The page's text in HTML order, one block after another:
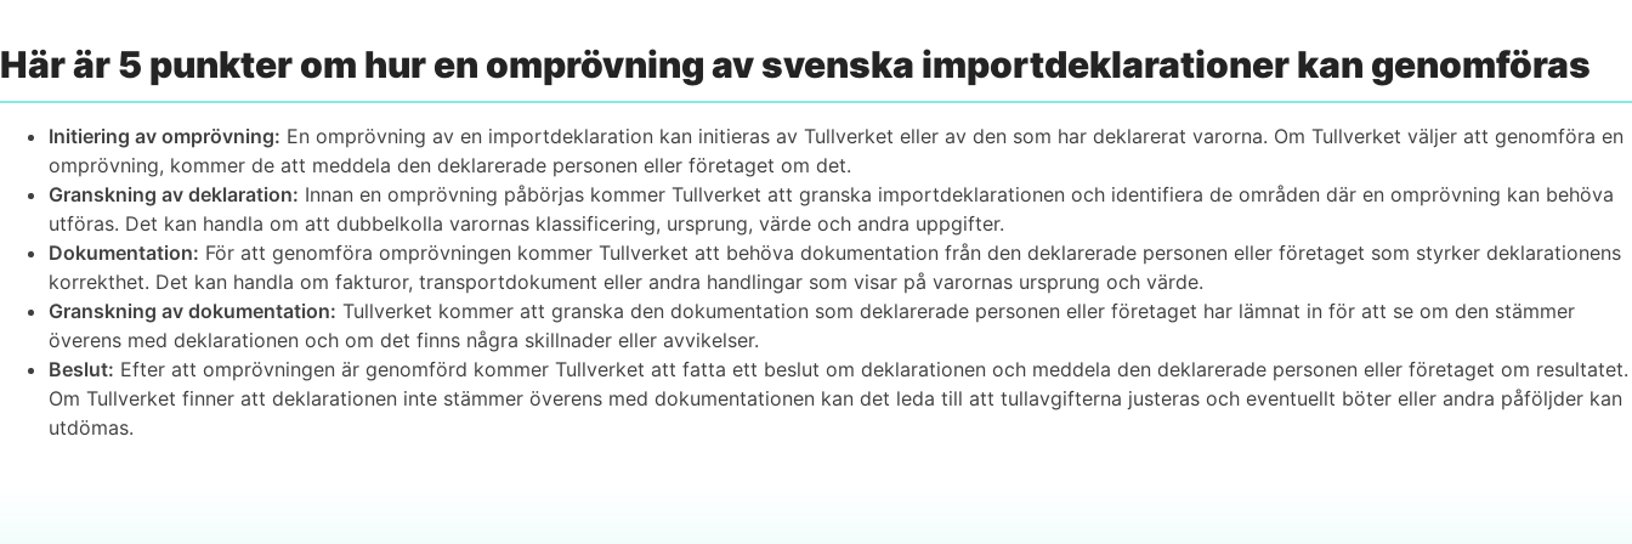
Här är 5 punkter om hur en omprövning av svenska import­deklarationer kan genomföras
Initiering av omprövning: En omprövning av en importdeklaration kan initieras av Tullverket eller av den som har deklarerat varorna. Om Tullverket väljer att genomföra en
omprövning, kommer de att meddela den deklarerade personen eller företaget om det.
Granskning av deklaration: Innan en omprövning påbörjas kommer Tullverket att granska importdeklarationen och identifiera de områden där en omprövning kan behöva
utföras. Det kan handla om att dubbelkolla varornas klassificering, ursprung, värde och andra uppgifter.
Dokumentation: För att genomföra omprövningen kommer Tullverket att behöva dokumentation från den deklarerade personen eller företaget som styrker deklarationens
korrekthet. Det kan handla om fakturor, transportdokument eller andra handlingar som visar på varornas ursprung och värde.
Granskning av dokumentation: Tullverket kommer att granska den dokumentation som deklarerade personen eller företaget har lämnat in för att se om den stämmer
överens med deklarationen och om det finns några skillnader eller avvikelser.
Beslut: Efter att omprövningen är genomförd kommer Tullverket att fatta ett beslut om deklarationen och meddela den deklarerade personen eller företaget om resultatet.
Om Tullverket finner att deklarationen inte stämmer överens med dokumentationen kan det leda till att tullavgifterna justeras och eventuellt böter eller andra påföljder kan
utdömas.